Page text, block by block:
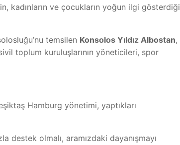
kadınların ve çocukların yoğun ilgi gösterdiği
temsilen Konsolos Yıldız Albostan,
toplum kuruluşlarının yöneticileri, spor
Hamburg yönetimi, yaptıkları
olmalı, aramızdaki dayanışmayı